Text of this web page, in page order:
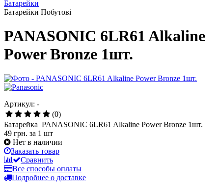
Батарейки
Батарейки Побутові
PANASONIC 6LR61 Alkaline
Power Bronze 1шт.
Артикул: -
(0)
Батарейка PANASONIC 6LR61 Alkaline Power Bronze 1шт.
49 грн. за 1 шт
Нет в наличии
Заказать товар
Сравнить
Все способы оплаты
Подробнее о доставке